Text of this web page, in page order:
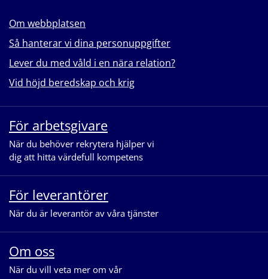
Om webbplatsen
Så hanterar vi dina personuppgifter
Lever du med våld i en nära relation?
Vid höjd beredskap och krig
För arbetsgivare
När du behöver rekrytera hjälper vi
dig att hitta värdefull kompetens
För leverantörer
När du är leverantör av våra tjänster
Om oss
När du vill veta mer om vår